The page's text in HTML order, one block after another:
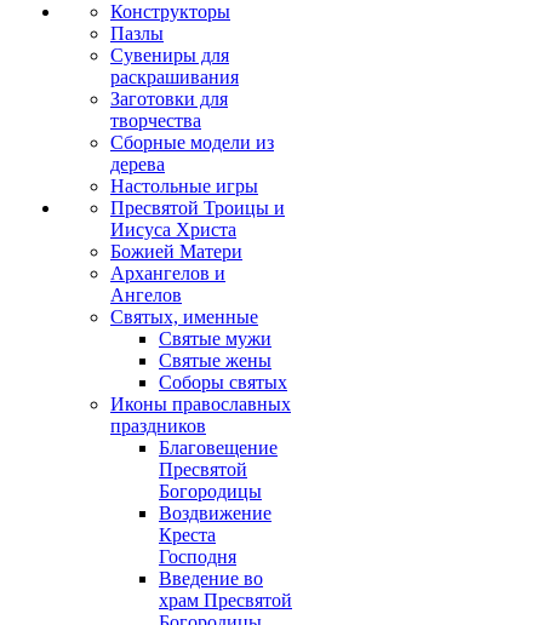
Конструкторы
Пазлы
Сувениры для
раскрашивания
Заготовки для
творчества
Сборные модели из
дерева
Настольные игры
Пресвятой Троицы и
Иисуса Христа
Божией Матери
Архангелов и
Ангелов
Святых, именные
Святые мужи
Святые жены
Соборы святых
Иконы православных
праздников
Благовещение
Пресвятой
Богородицы
Воздвижение
Креста
Господня
Введение во
храм Пресвятой